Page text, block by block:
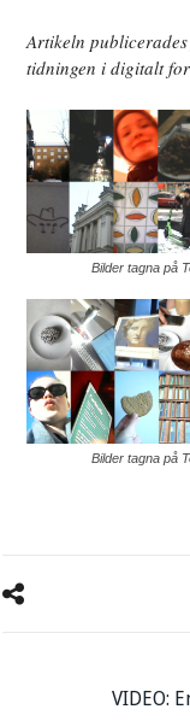
Artikeln
tidningen i digitalt
Bilder tagna på
Bilder tagna på
VIDEO: